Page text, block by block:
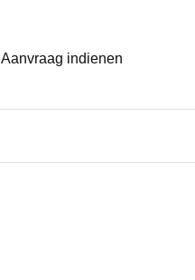
Aanvraag indienen